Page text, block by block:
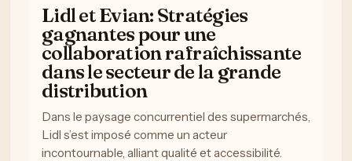
Lidl et Evian: Stratégies
gagnantes pour une
collaboration rafraîchissante
dans le secteur de la grande
distribution
Dans le paysage concurrentiel des supermarchés,
Lidl s’est imposé comme un acteur
incontournable, alliant qualité et accessibilité.